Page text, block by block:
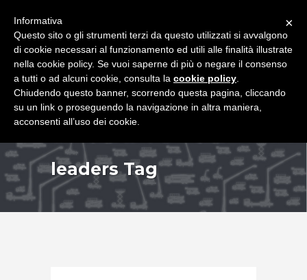
leaders Tag
×
Informativa
Questo sito o gli strumenti terzi da questo utilizzati si avvalgono
di cookie necessari al funzionamento ed utili alle finalità illustrate
nella cookie policy. Se vuoi saperne di più o negare il consenso
a tutti o ad alcuni cookie, consulta la cookie policy
Chiudendo questo banner, scorrendo questa pagina, cliccando
su un link o proseguendo la navigazione in altra maniera,
acconsenti all’uso dei cookie.